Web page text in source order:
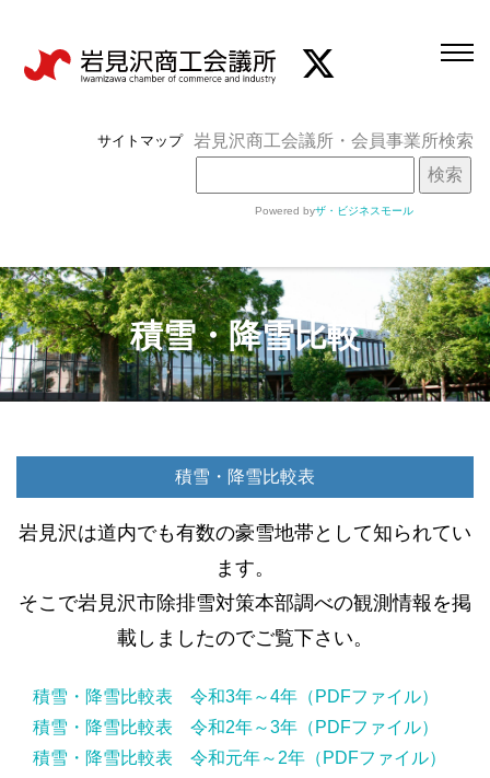
サイトマップ 岩見沢商工会議所・会員事業所検索
Powered byザ・ビジネスモール
積雪・降雪比較
積雪・降雪比較表
岩見沢は道内でも有数の豪雪地帯として知られてい
ます。
そこで岩見沢市除排雪対策本部調べの観測情報を掲
載しましたのでご覧下さい。
積雪・降雪比較表 令和3年～4年（PDFファイル）
積雪・降雪比較表 令和2年～3年（PDFファイル）
積雪・降雪比較表 令和元年～2年（PDFファイル）